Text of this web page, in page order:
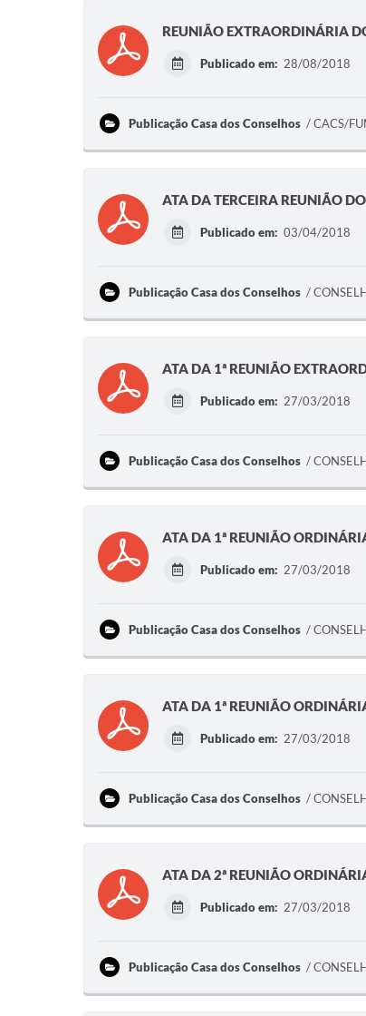
REUNIÃO EXTRAORDINÁRIA
Publicado em: 28/08/2018
Publicação Casa dos Conselhos CACS/
ATA DA TERCEIRA REUNIÃO
Publicado em: 03/04/2018
Publicação Casa dos Conselhos
ATA DA 1ª REUNIÃO
Publicado em: 27/03/2018
Publicação Casa dos Conselhos
ATA DA 1ª REUNIÃO
Publicado em: 27/03/2018
Publicação Casa dos Conselhos
ATA DA 1ª REUNIÃO
Publicado em: 27/03/2018
Publicação Casa dos Conselhos
ATA DA 2ª REUNIÃO
Publicado em: 27/03/2018
Publicação Casa dos Conselhos